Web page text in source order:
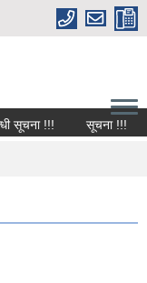
सूचना !!! सूचना !!!